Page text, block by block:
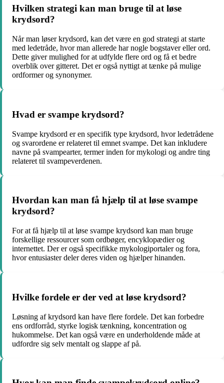
Hvilken strategi kan man bruge til at løse
krydsord?
Når man løser krydsord, kan det være en god strategi at starte
med ledetråde, hvor man allerede har nogle bogstaver eller ord.
Dette giver mulighed for at udfylde flere ord og få et bedre
overblik over gitteret. Det er også nyttigt at tænke på mulige
ordformer og synonymer.
Hvad er svampe krydsord?
Svampe krydsord er en specifik type krydsord, hvor ledetrådene
og svarordene er relateret til emnet svampe. Det kan inkludere
navne på svampearter, termer inden for mykologi og andre ting
relateret til svampeverdenen.
Hvordan kan man få hjælp til at løse svampe
krydsord?
For at få hjælp til at løse svampe krydsord kan man bruge
forskellige ressourcer som ordbøger, encyklopædier og
internettet. Der er også specifikke mykologiportaler og fora,
hvor entusiaster deler deres viden og hjælper hinanden.
Hvilke fordele er der ved at løse krydsord?
Løsning af krydsord kan have flere fordele. Det kan forbedre
ens ordforråd, styrke logisk tænkning, koncentration og
hukommelse. Det kan også være en underholdende måde at
udfordre sig selv mentalt og slappe af på.